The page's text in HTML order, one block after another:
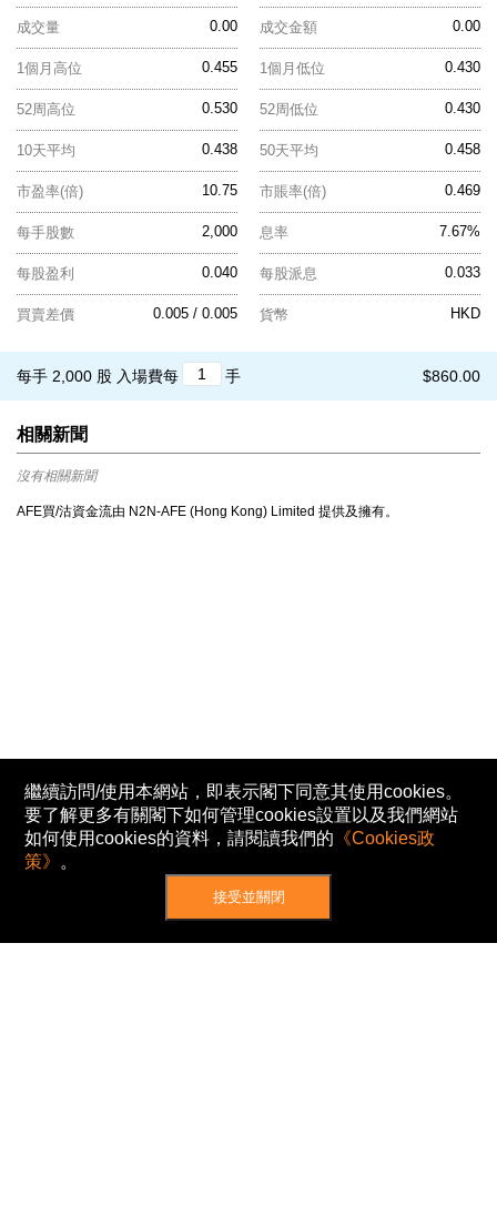
0.00
成交量 0.00
成交金額
0.455
1個月高位 0.430
1個月低位
0.530
52周高位 0.430
52周低位
0.438
10天平均 0.458
50天平均
10.75
市盈率(倍) 0.469
市賬率(倍)
2,000
每手股數 7.67%
息率
0.040
每股盈利 0.033
每股派息
0.005 / 0.005
買賣差價 HKD
貨幣
$860.00
每手 2,000 股 入場費每 手
相關新聞
沒有相關新聞
AFE買/沽資金流由 N2N-AFE (Hong Kong) Limited 提供及擁有。
繼續訪問/使用本網站，即表示閣下同意其使用cookies。
要了解更多有關閣下如何管理cookies設置以及我們網站
如何使用cookies的資料，請閱讀我們的 《Cookies政
策》 。
接受並關閉